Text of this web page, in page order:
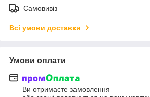
Самовивіз
Всі умови доставки
Умови оплати
Ви отримаєте замовлення